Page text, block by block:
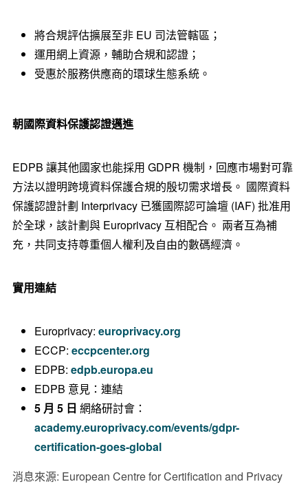
將合規評估擴展至非 EU 司法管轄區；
運用網上資源，輔助合規和認證；
受惠於服務供應商的環球生態系統。
朝國際資料保護認證邁進
EDPB 讓其他國家也能採用 GDPR 機制，回應市場對可靠
方法以證明跨境資料保護合規的殷切需求增長。 國際資料
保護認證計劃 Interprivacy 已獲國際認可論壇 (IAF) 批准用
於全球，該計劃與 Europrivacy 互相配合。 兩者互為補
充，共同支持尊重個人權利及自由的數碼經濟。
實用連結
Europrivacy: europrivacy.org
ECCP: eccpcenter.org
EDPB: edpb.europa.eu
EDPB 意見：連結
5 月 5 日 網絡研討會：
academy.europrivacy.com/events/gdpr-
certification-goes-global
消息來源: European Centre for Certification and Privacy